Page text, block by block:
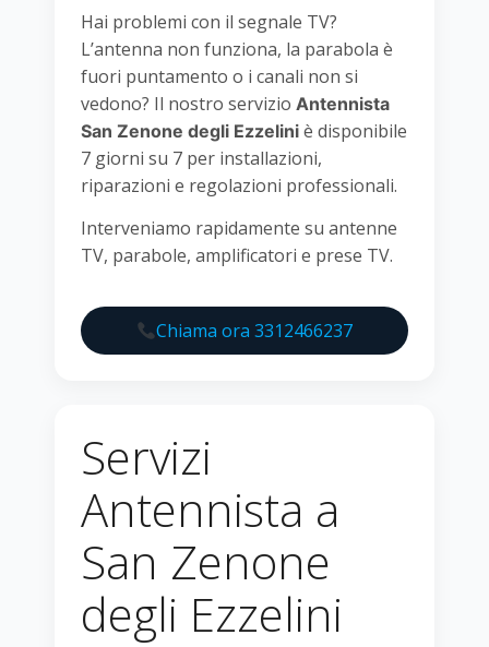
Hai problemi con il segnale TV?
L’antenna non funziona, la parabola è
fuori puntamento o i canali non si
vedono? Il nostro servizio Antennista
San Zenone degli Ezzelini è disponibile
7 giorni su 7 per installazioni,
riparazioni e regolazioni professionali.
Interveniamo rapidamente su antenne
TV, parabole, amplificatori e prese TV.
Chiama ora 3312466237
Servizi
Antennista a
San Zenone
degli Ezzelini